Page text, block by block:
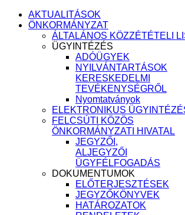
AKTUALITÁSOK
ÖNKORMÁNYZAT
ÁLTALÁNOS KÖZZÉTÉTELI
ÜGYINTÉZÉS
ADÓÜGYEK
NYILVÁNTARTÁSOK
KERESKEDELMI
TEVÉKENYSÉGRŐL
Nyomtatványok
ELEKTRONIKUS
FELCSÚTI KÖZÖS
ÖNKORMÁNYZATI HIVATAL
JEGYZŐI,
ALJEGYZŐI
ÜGYFÉLFOGADÁS
DOKUMENTUMOK
ELŐTERJESZTÉSEK
JEGYZŐKÖNYVEK
HATÁROZATOK